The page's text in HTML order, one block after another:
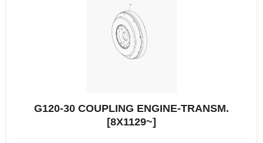
G120-30 COUPLING ENGINE-TRANSM.
[8X1129~]